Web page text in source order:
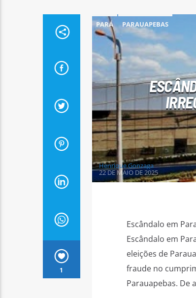
1
PARÁ PARAUAPEBAS
Henrique Gonzaga
22 DE MAIO DE 2025
Escândalo em
Escândalo em
eleições de
fraude no
Parauapebas. De